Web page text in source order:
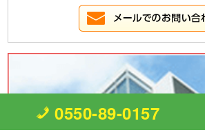
0550-89-0157